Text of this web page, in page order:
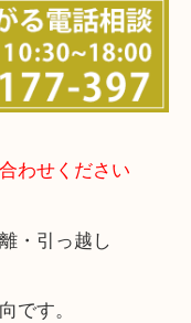
時間終了後のご